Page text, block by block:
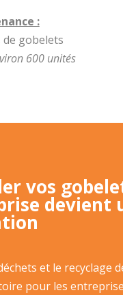
:
de gobelets
600 unités
vos
devient
et le recyclage
pour les